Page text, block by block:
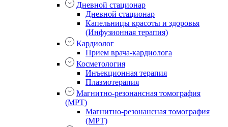
Дневной стационар
Дневной стационар
Капельницы красоты и здоровья
(Инфузионная терапия)
Кардиолог
Прием врача-кардиолога
Косметология
Инъекционная терапия
Плазмотерапия
Магнитно-резонансная томография
(МРТ)
Магнитно-резонансная томография
(МРТ)